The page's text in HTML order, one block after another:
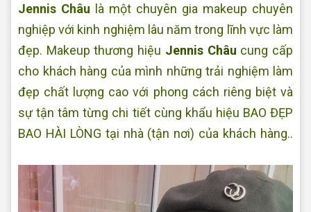
Jennis Châu là một chuyên gia makeup chuyên
nghiệp với kinh nghiệm lâu năm trong lĩnh vực làm
đẹp. Makeup thương hiệu Jennis Châu cung cấp
cho khách hàng của mình những trải nghiệm làm
đẹp chất lượng cao với phong cách riêng biệt và
sự tận tâm từng chi tiết cùng khẩu hiệu BAO ĐẸP
BAO HÀI LÒNG tại nhà (tận nơi) của khách hàng..